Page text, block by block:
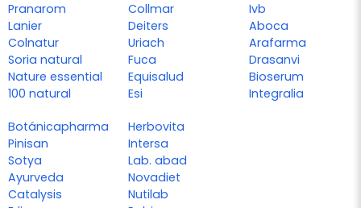
Pranarom
Lanier
Colnatur
Soria natural
Nature essential
100 natural
Collmar
Deiters
Uriach
Fuca
Equisalud
Esi
Ivb
Aboca
Arafarma
Drasanvi
Bioserum
Integralia
Botánicapharma
Pinisan
Sotya
Ayurveda
Catalysis
Herbovita
Intersa
Lab. abad
Novadiet
Nutilab